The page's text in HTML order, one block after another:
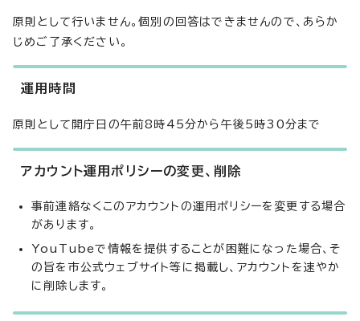
原則として行いません。個別の回答はできませんので、あらか
じめご了承ください。
運用時間
原則として開庁日の午前8時45分から午後5時30分まで
アカウント運用ポリシーの変更、削除
事前連絡なくこのアカウントの運用ポリシーを変更する場合
があります。
YouTubeで情報を提供することが困難になった場合、そ
の旨を市公式ウェブサイト等に掲載し、アカウントを速やか
に削除します。